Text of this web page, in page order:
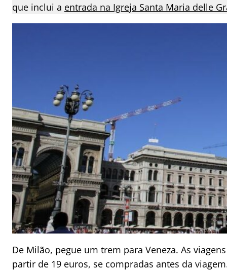
que inclui a entrada na Igreja Santa Maria delle
De Milão, pegue um trem para Veneza. As
partir de 19 euros, se compradas antes da